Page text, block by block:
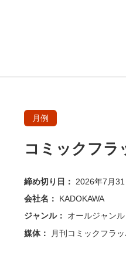
月例
コミックフラ
締め切り日：
2026年7月31
会社名：
KADOKAWA
ジャンル：
オールジャンル
媒体：
月刊コミックフラ